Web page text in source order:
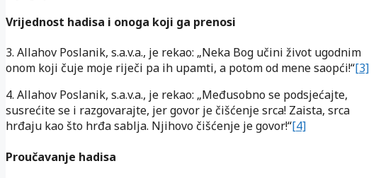
Vrijednost hadisa i onoga koji ga prenosi
3. Allahov Poslanik, s.a.v.a., je rekao: „Neka Bog učini život ugodnim
onom koji čuje moje riječi pa ih upamti, a potom od mene saopći!“[3]
4. Allahov Poslanik, s.a.v.a., je rekao: „Međusobno se podsjećajte,
susrećite se i razgovarajte, jer govor je čišćenje srca! Zaista, srca
hrđaju kao što hrđa sablja. Njihovo čišćenje je govor!“[4]
Proučavanje hadisa